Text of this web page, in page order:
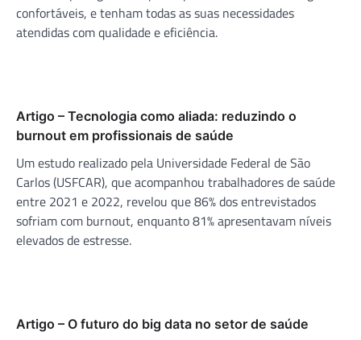
confortáveis, e tenham todas as suas necessidades
atendidas com qualidade e eficiência.
Artigo – Tecnologia como aliada: reduzindo o
burnout em profissionais de saúde
Um estudo realizado pela Universidade Federal de São
Carlos (USFCAR), que acompanhou trabalhadores de saúde
entre 2021 e 2022, revelou que 86% dos entrevistados
sofriam com burnout, enquanto 81% apresentavam níveis
elevados de estresse.
Artigo – O futuro do big data no setor de saúde